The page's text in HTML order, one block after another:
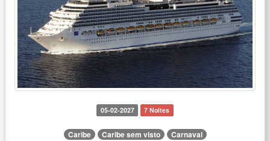
05-02-2027 7 Noites
Caribe Caribe sem visto Carnaval